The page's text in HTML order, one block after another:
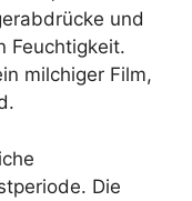
und
Feuchtigkeit.
milchiger Film,
Die